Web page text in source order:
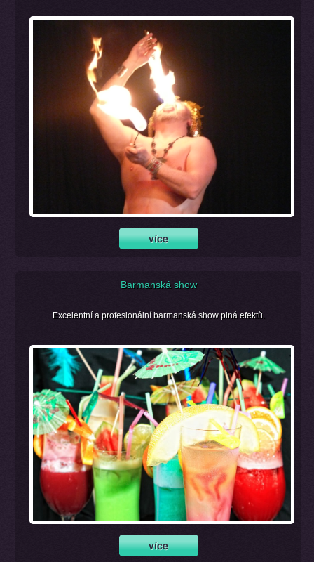
Barmanská show
Excelentní a profesionální barmanská show plná efektů.